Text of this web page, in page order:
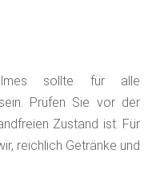
sollte für alle
Prüfen Sie vor der
Zustand ist. Für
reichlich Getränke und